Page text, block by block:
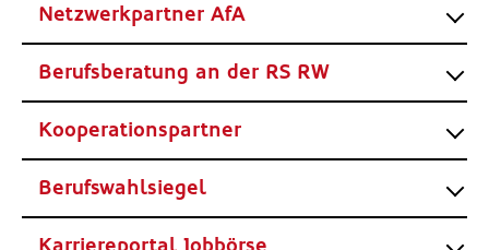
Netzwerkpartner AfA
Berufsberatung an der RS RW
Kooperationspartner
Berufswahlsiegel
Karriereportal Jobbörse